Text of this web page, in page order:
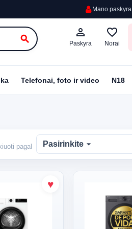
Mano paskyra
search
person_outline
Paskyra
favorite_border
Norai
Telefonai, foto ir video N18
pagal Pasirinkite arrow_drop_down